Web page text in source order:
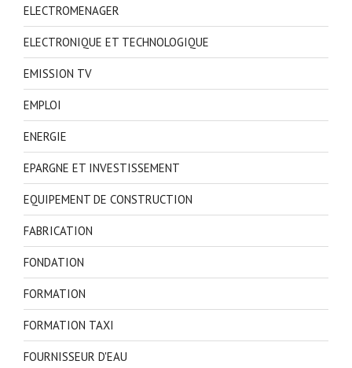
ELECTROMENAGER
ELECTRONIQUE ET TECHNOLOGIQUE
EMISSION TV
EMPLOI
ENERGIE
EPARGNE ET INVESTISSEMENT
EQUIPEMENT DE CONSTRUCTION
FABRICATION
FONDATION
FORMATION
FORMATION TAXI
FOURNISSEUR D'EAU